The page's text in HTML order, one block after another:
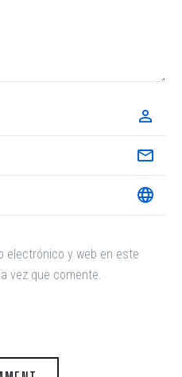
electrónico y web en este
vez que comente.